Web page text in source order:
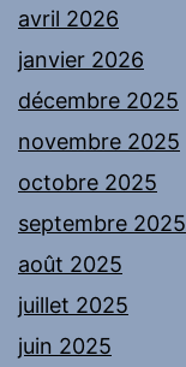
avril 2026
janvier 2026
décembre 2025
novembre 2025
octobre 2025
septembre 2025
août 2025
juillet 2025
juin 2025